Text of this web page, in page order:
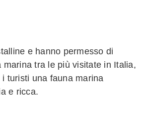
e hanno permesso di
marina tra le più visitate in Italia,
turisti una fauna marina
e ricca.